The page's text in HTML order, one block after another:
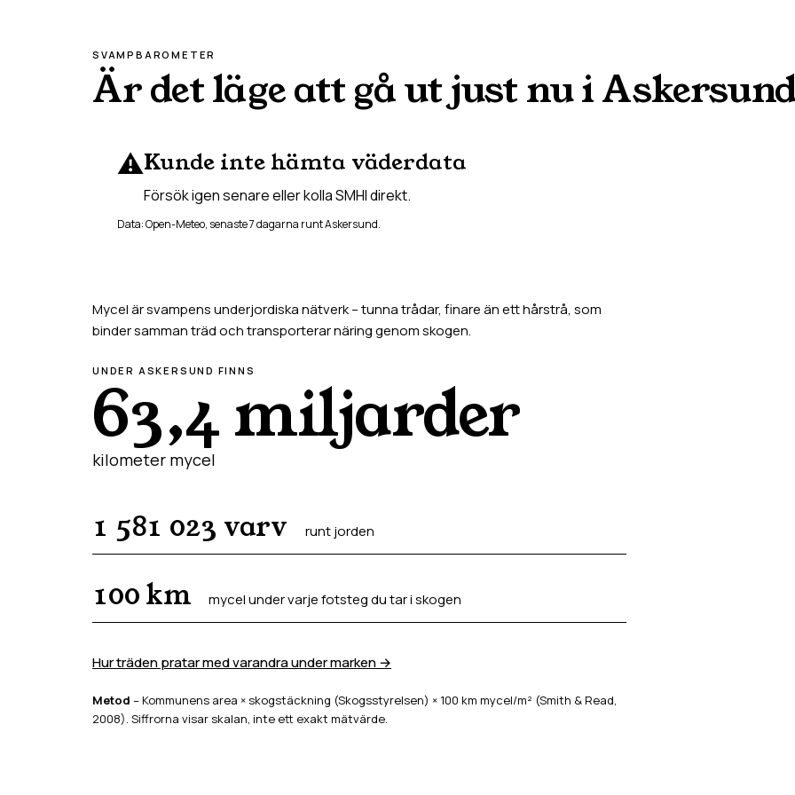
SVAMPBAROMETER
Är det läge att gå ut just nu i
⚠️Kunde inte hämta väderdata
Försök igen senare eller kolla SMHI direkt.
Data: Open-Meteo, senaste 7 dagarna runtAskersund.
Mycel är svampens underjordiska nätverk – tunna trådar, finare än ett hårstrå, som
binder samman träd och transporterar näring genom skogen.
UNDER ASKERSUND FINNS
63,4 miljarder
kilometer mycel
1 581 023 varv runt jorden
100km mycel under varje fotsteg du tar i skogen
Hur träden pratar med varandra under marken →
Metod – Kommunens area × skogstäckning (Skogsstyrelsen) × 100 km mycel/m² (Smith & Read,
2008). Siffrorna visar skalan, inte ett exakt mätvärde.